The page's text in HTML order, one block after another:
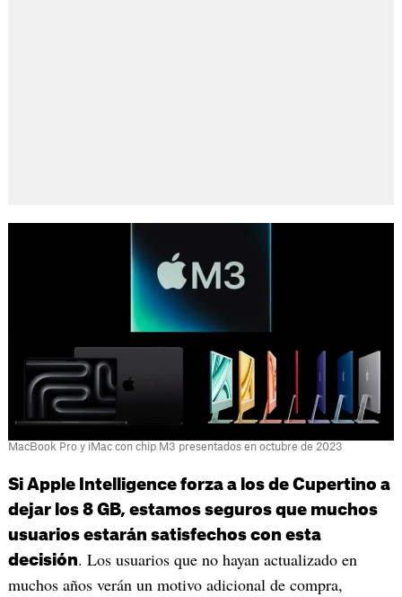
MacBook Pro y iMac con chip M3 presentados en octubre de 2023
Si Apple Intelligence forza a los de Cupertino a
dejar los 8 GB, estamos seguros que muchos
usuarios estarán satisfechos con esta
decisión. Los usuarios que no hayan actualizado en
muchos años verán un motivo adicional de compra,